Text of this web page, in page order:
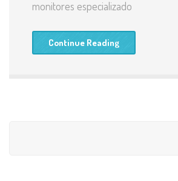
monitores especializado
Continue Reading